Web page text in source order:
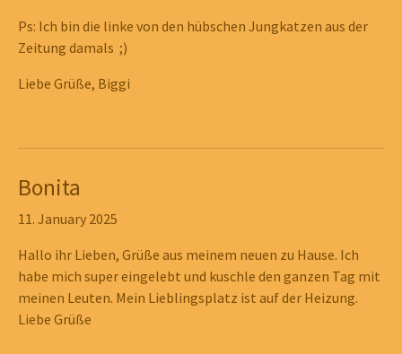
Ps: Ich bin die linke von den hübschen Jungkatzen aus der
Zeitung damals ;)
Liebe Grüße, Biggi
Show larger version
Bonita
11. January 2025
Hallo ihr Lieben, Grüße aus meinem neuen zu Hause. Ich
habe mich super eingelebt und kuschle den ganzen Tag mit
meinen Leuten. Mein Lieblingsplatz ist auf der Heizung.
Liebe Grüße